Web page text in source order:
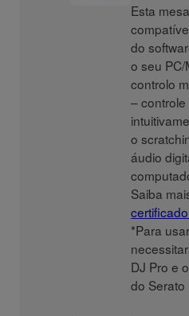
Esta
do
o seu
controlo
–
o
áudio
Saiba
*Para
DJ Pro e
do Serato